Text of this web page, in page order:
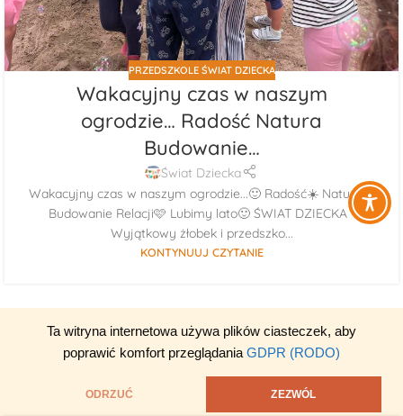
Ta witryna internetowa używa plików ciasteczek, aby
poprawić komfort przeglądania GDPR (RODO)
ODRZUĆ ZEZWÓL
PRZEDSZKOLE ŚWIAT DZIECKA
Wakacyjny czas w naszym
ogrodzie… Radość Natura
Budowanie…
Świat Dziecka
Wakacyjny czas w naszym ogrodzie...🙂 Radość☀️ Natura🌳
Budowanie Relacji🩷 Lubimy lato🙂 ŚWIAT DZIECKA -
Wyjątkowy żłobek i przedszko...
KONTYNUUJ CZYTANIE